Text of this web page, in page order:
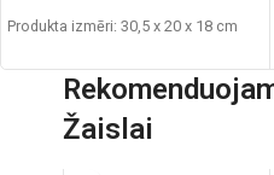
Produkta izmēri: 30,5 x 20 x 18 cm
Produkta materiāls: plastmasa
Ieteicamais vecums: no 1 gada
Žaislai